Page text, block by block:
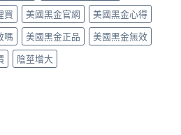
買 美國黑金官網
美國黑金心得
嗎 美國黑金正品
美國黑金無效
陰莖增大